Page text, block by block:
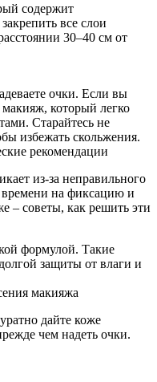
содержит
все слои
30–40 см от
очки. Если вы
который легко
Старайтесь не
избежать скольжения.
рекомендации
из-за неправильного
времени на фиксацию и
– советы, как решить эти
формулой. Такие
защиты от влаги и
макияжа
дайте коже
чем надеть очки.